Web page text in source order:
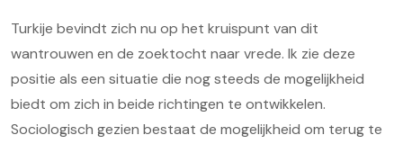
Turkije bevindt zich nu op het kruispunt van dit
wantrouwen en de zoektocht naar vrede. Ik zie deze
positie als een situatie die nog steeds de mogelijkheid
biedt om zich in beide richtingen te ontwikkelen.
Sociologisch gezien bestaat de mogelijkheid om terug te